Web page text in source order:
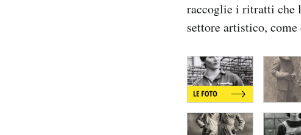
raccoglie i ritratti che
settore artistico,